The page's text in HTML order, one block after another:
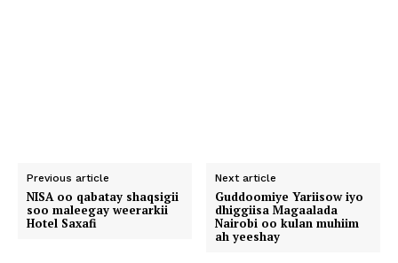
Previous article
NISA oo qabatay shaqsigii
soo maleegay weerarkii
Hotel Saxafi
Next article
Guddoomiye Yariisow iyo
dhiggiisa Magaalada
Nairobi oo kulan muhiim
ah yeeshay